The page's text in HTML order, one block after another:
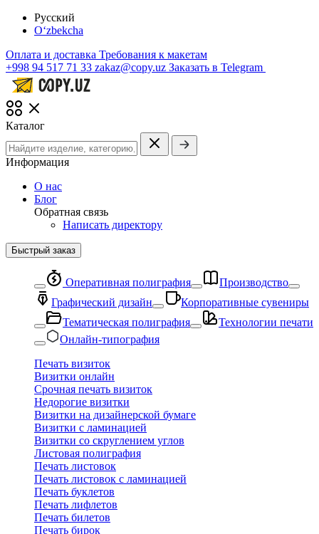
Русский
O‘zbekcha
Оплата и доставка Требования к макетам
+998 94 517 71 33 zakaz@copy.uz Заказать в Telegram
Каталог
Информация
О нас
Блог
Обратная связь
Написать директору
Быстрый заказ
Оперативная полиграфия
Производство
Графический дизайн
Корпоративные сувениры
Тематическая полиграфия
Технологии печати
Онлайн-типография
Печать визиток
Визитки онлайн
Срочная печать визиток
Недорогие визитки
Визитки на дизайнерской бумаге
Визитки с ламинацией
Визитки со скруглением углов
Листовая полиграфия
Печать листовок
Печать листовок с ламинацией
Печать буклетов
Печать лифлетов
Печать билетов
Печать бирок